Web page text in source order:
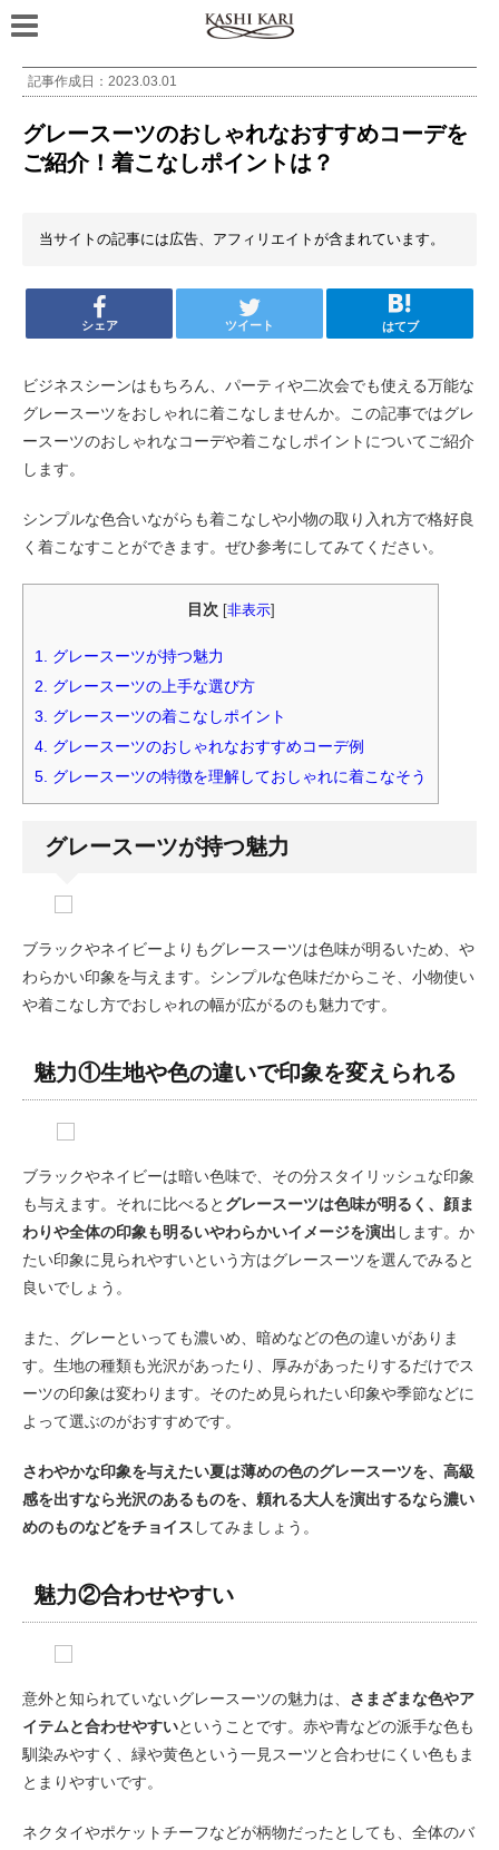
記事作成日： 2023.03.01
グレースーツのおしゃれなおすすめコーデを
ご紹介！着こなしポイントは？
当サイトの記事には広告、アフィリエイトが含まれています。
シェア ツイート はてブ
ビジネスシーンはもちろん、パーティや二次会でも使える万能な
グレースーツをおしゃれに着こなしませんか。この記事ではグレ
ースーツのおしゃれなコーデや着こなしポイントについてご紹介
します。
シンプルな色合いながらも着こなしや小物の取り入れ方で格好良
く着こなすことができます。ぜひ参考にしてみてください。
目次 非表示]
1. グレースーツが持つ魅力
2. グレースーツの上手な選び方
3. グレースーツの着こなしポイント
4. グレースーツのおしゃれなおすすめコーデ例
5. グレースーツの特徴を理解しておしゃれに着こなそう
グレースーツが持つ魅力
ブラックやネイビーよりもグレースーツは色味が明るいため、や
わらかい印象を与えます。シンプルな色味だからこそ、小物使い
や着こなし方でおしゃれの幅が広がるのも魅力です。
魅力①生地や色の違いで印象を変えられる
ブラックやネイビーは暗い色味で、その分スタイリッシュな印象
も与えます。それに比べると グレースーツは色味が明るく、顔ま
わりや全体の印象も明るいやわらかいイメージを演出 します。か
たい印象に見られやすいという方はグレースーツを選んでみると
良いでしょう。
また、グレーといっても濃いめ、暗めなどの色の違いがありま
す。生地の種類も光沢があったり、厚みがあったりするだけでス
ーツの印象は変わります。そのため見られたい印象や季節などに
よって選ぶのがおすすめです。
さわやかな印象を与えたい夏は薄めの色のグレースーツを、高級
感を出すなら光沢のあるものを、頼れる大人を演出するなら濃い
めのものなどをチョイス してみましょう。
魅力②合わせやすい
意外と知られていないグレースーツの魅力は、 さまざまな色やア
イテムと合わせやすいということです。赤や青などの派手な色も
馴染みやすく、緑や黄色という一見スーツと合わせにくい色もま
とまりやすいです。
ネクタイやポケットチーフなどが柄物だったとしても、全体のバ